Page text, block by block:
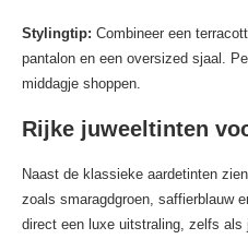
Stylingtip: Combineer een
pantalon en een oversized sjaal.
middagje shoppen.
Rijke juweeltinten
Naast de klassieke aardetinten
zoals smaragdgroen, saffierblauw
direct een luxe uitstraling, zelfs als